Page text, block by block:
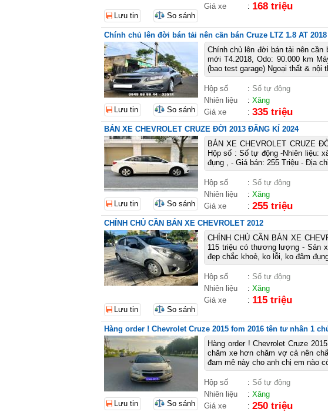
Giá xe
: 168 triệu
Lưu tin So sánh
Chính chủ lên đời bán tải nên cần bán Cruze LTZ 1.8 AT
Chính chủ lên đời bán tải nên cần
mới T4.2018, Odo: 90.000 km
(bao test garage) Ngoại thất & nội
Hộp số : Số tự động
Nhiên liệu
: Xăng
Giá xe
: 335 triệu
Lưu tin So sánh
BÁN XE CHEVROLET CRUZE ĐỜI 2013 ĐĂNG KÍ 2024
BÁN XE CHEVROLET CRUZE
Hộp số : Số tự động -Nhiên liệu:
đụng , - Giá bán: 255 Triệu - Địa
Hộp số : Số tự động
Nhiên liệu
: Xăng
Giá xe
: 255 triệu
Lưu tin So sánh
CHÍNH CHỦ CẦN BÁN XE CHEVROLET 2012
CHÍNH CHỦ CẦN BÁN XE
115 triệu có thương lượng - Sản
đẹp chắc khoẻ, ko lỗi, ko đâm
Hộp số : Số tự động
Nhiên liệu
: Xăng
Giá xe
: 115 triệu
Lưu tin So sánh
Hàng order ! Chevrolet Cruze 2015 fom 2016 tên tư nhân 1
Hàng order ! Chevrolet Cruze
chăm xe hơn chăm vợ cả nên
đam mê này cho anh chị em nào
Hộp số : Số tự động
Nhiên liệu
: Xăng
Giá xe
: 250 triệu
Lưu tin So sánh